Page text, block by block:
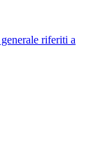
riferiti a